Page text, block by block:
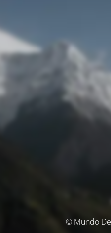
© Mundo